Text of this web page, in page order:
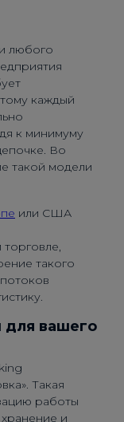
любого
каждый
к минимуму
Во
такой модели
или США
такого
для вашего
Такая
работы
и